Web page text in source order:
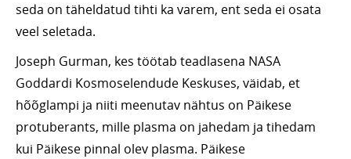
seda on täheldatud tihti ka varem, ent seda ei osata
veel seletada.
Joseph Gurman, kes töötab teadlasena NASA
Goddardi Kosmoselendude Keskuses, väidab, et
hõõglampi ja niiti meenutav nähtus on Päikese
protuberants, mille plasma on jahedam ja tihedam
kui Päikese pinnal olev plasma. Päikese